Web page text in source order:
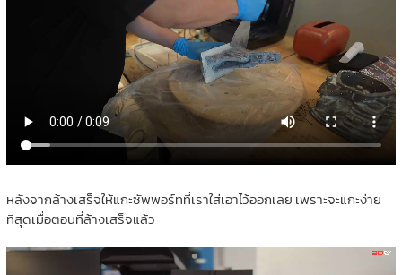
หลังจากล้างเสร็จให้แกะซัพพอร์ทที่เราใส่เอาไว้ออกเลย เพราะจะแกะง่าย
ที่สุดเมื่อตอนที่ล้างเสร็จแล้ว